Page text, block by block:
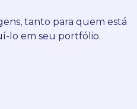
tanto para quem está
lo em seu portfólio.